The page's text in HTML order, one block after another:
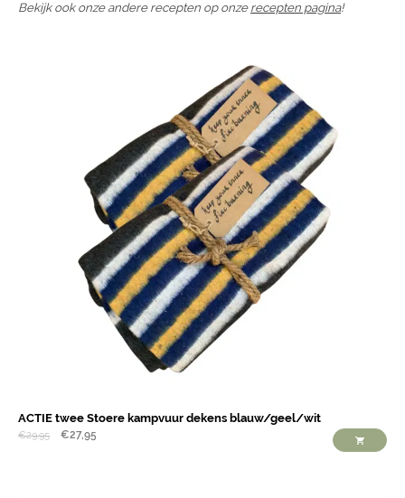
Bekijk ook onze andere recepten op onze recepten pagina!
ACTIE twee Stoere kampvuur dekens blauw/geel/wit
€29,95 €27,95